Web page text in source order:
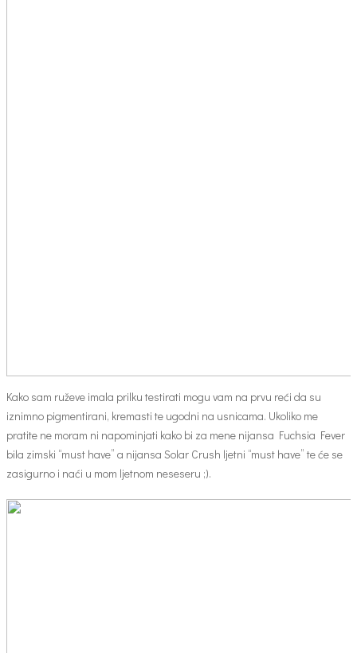
Kako sam ruževe imala prilku testirati mogu vam na prvu reći da su
iznimno pigmentirani, kremasti te ugodni na usnicama. Ukoliko me
pratite ne moram ni napominjati kako bi za mene nijansa Fuchsia Fever
bila zimski “must have” a nijansa Solar Crush ljetni “must have” te će se
zasigurno i naći u mom ljetnom neseseru ;).